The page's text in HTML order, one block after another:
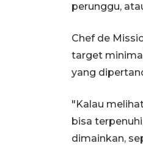
perunggu,
Chef de
target minimal
yang
"Kalau
bisa
dimainkan,